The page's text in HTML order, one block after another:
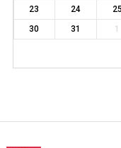
23
24 25
30
31 1